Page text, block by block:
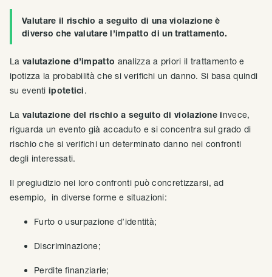
Valutare il rischio a seguito di una violazione è
diverso che valutare l’impatto di un trattamento.
La valutazione d’impatto analizza a priori il trattamento e
ipotizza la probabilità che si verifichi un danno. Si basa quindi
su eventi ipotetici.
La valutazione del rischio a seguito di violazione invece,
riguarda un evento già accaduto e si concentra sul grado di
rischio che si verifichi un determinato danno nei confronti
degli interessati.
Il pregiudizio nei loro confronti può concretizzarsi, ad
esempio, in diverse forme e situazioni:
Furto o usurpazione d’identità;
Discriminazione;
Perdite finanziarie;